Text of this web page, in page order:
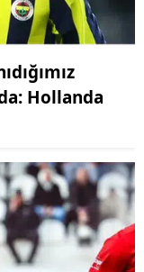
Hollanda